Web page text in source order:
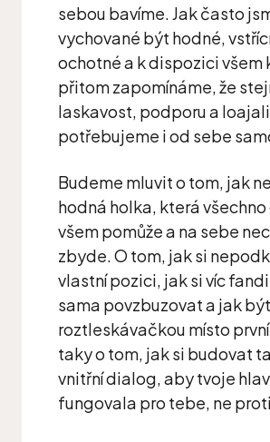
sebou bavíme. Jak často
vychované být hodné,
ochotné a k dispozici všem
přitom zapomínáme, že
laskavost, podporu a
potřebujeme i od sebe
Budeme mluvit o tom, jak
hodná holka, která
všem pomůže a na sebe
zbyde. O tom, jak si
vlastní pozici, jak si víc
sama povzbuzovat a jak
roztleskávačkou místo
taky o tom, jak si budovat
vnitřní dialog, aby tvoje
fungovala pro tebe, ne